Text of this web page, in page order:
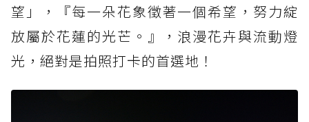
望」，『每一朵花象徵著一個希望，努力綻
放屬於花蓮的光芒。』，浪漫花卉與流動燈
光，絕對是拍照打卡的首選地！